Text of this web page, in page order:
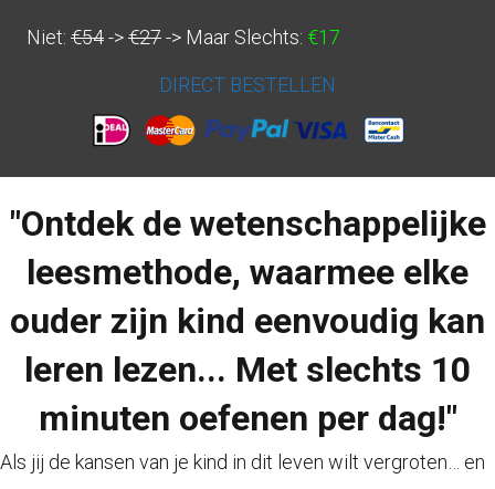
Niet: €54->€27-> Maar Slechts: €17
DIRECT BESTELLEN
"Ontdek de wetenschappelijke
leesmethode, waarmee elke
ouder zijn kind eenvoudig kan
leren lezen... Met slechts 10
minuten oefenen per dag!"
Als jij de kansen van je kind in dit leven wilt vergroten… en